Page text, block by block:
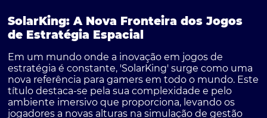
SolarKing: A Nova Fronteira dos Jogos
de Estratégia Espacial
Em um mundo onde a inovação em jogos de
estratégia é constante, 'SolarKing' surge como uma
nova referência para gamers em todo o mundo. Este
título destaca-se pela sua complexidade e pelo
ambiente imersivo que proporciona, levando os
jogadores a novas alturas na simulação de gestão